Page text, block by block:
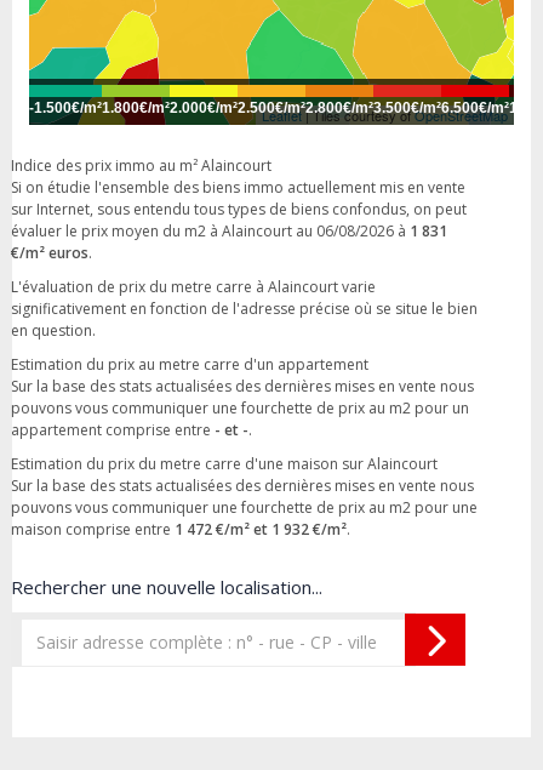
Leaflet| Tiles courtesy ofOpenStreetMap
-1.500€/m²1.800€/m²2.000€/m²2.500€/m²2.800€/m²3.500€/m²6.500€/m²
Indice des prix immo au m² Alaincourt
Si on étudie l'ensemble des biens immo actuellement mis en vente
sur Internet, sous entendu tous types de biens confondus, on peut
évaluer le prix moyen du m2 à Alaincourt au 06/08/2026 à 1 831
€/m² euros.
L'évaluation de prix du metre carre à Alaincourt varie
significativement en fonction de l'adresse précise où se situe le bien
en question.
Estimation du prix au metre carre d'un appartement
Sur la base des stats actualisées des dernières mises en vente nous
pouvons vous communiquer une fourchette de prix au m2 pour un
appartement comprise entre - et -.
Estimation du prix du metre carre d'une maison sur Alaincourt
Sur la base des stats actualisées des dernières mises en vente nous
pouvons vous communiquer une fourchette de prix au m2 pour une
maison comprise entre 1 472 €/m² et 1 932 €/m².
Rechercher une nouvelle localisation...